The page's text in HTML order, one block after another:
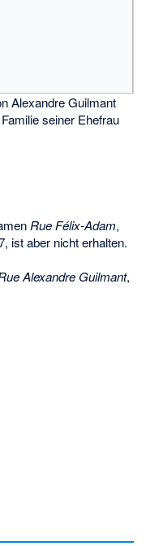
Alexandre Guilmant
seiner Ehefrau
Rue Félix-Adam,
ist aber nicht erhalten.
Alexandre Guilmant,